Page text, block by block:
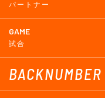
パートナー
GAME
試合
BACKNUMBER